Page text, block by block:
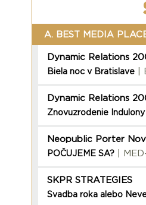
A. BEST MEDIA
Dynamic Relations
Biela noc v Bratislave |
Dynamic Relations
Znovuzrodenie Indulony
Neopublic Porter
POČUJEME SA? |
SKPR STRATEGIES
Svadba roka alebo